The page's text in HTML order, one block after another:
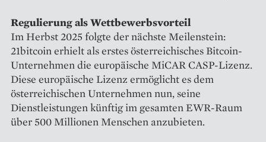
Regulierung als Wettbewerbsvorteil
Im Herbst 2025 folgte der nächste Meilenstein:
21bitcoin erhielt als erstes österreichisches Bitcoin-
Unternehmen die europäische MiCAR CASP-Lizenz.
Diese europäische Lizenz ermöglicht es dem
österreichischen Unternehmen nun, seine
Dienstleistungen künftig im gesamten EWR-Raum
über 500 Millionen Menschen anzubieten.